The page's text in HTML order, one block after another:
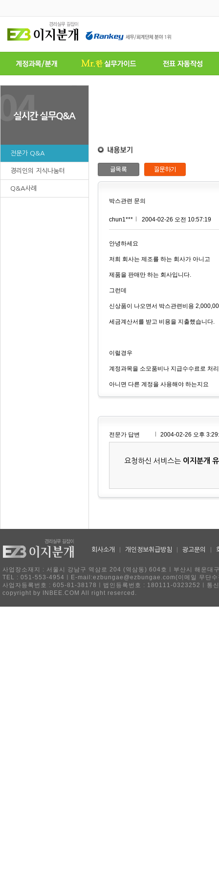
전문가 Q&A
경리인의 지식나눔터
Q&A사례
박스관련 문의
chun1*** 2004-02-26 오전 10:57:19
안녕하세요
저희 회사는 제조를 하는 회사가 아니고
제품을 판매만 하는 회사입니다.
그런데
신상품이 나오면서 박스관련비용
세금계산서를 받고 비용을 지출했습니다.
이럴경우
계정과목을 소모품비나 지급수수료로 처
아니면 다른 계정을 사용해야 하는지요
전문가 답변 2004-02-26 오후
요청하신 서비스는 이지분개
회사소개 개인정보취급방침 광고문의
사업장소재지 : 서울시 강남구 역삼로 204 (역삼동) 604호ㅣ부산시 해운
TEL : 051-553-4954ㅣE-mail:ezbungae@ezbungae.com(이메일 무단수
사업자등록번호 : 605-81-38178ㅣ법인등록번호 : 180111-0323252ㅣ통
copyright by INBEE.COM All right reserced.